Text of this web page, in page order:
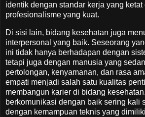
identik dengan standar kerja yang ketat
profesionalisme yang kuat.
Di sisi lain, bidang kesehatan juga
interpersonal yang baik. Seseorang
ini tidak hanya berhadapan dengan
tetapi juga dengan manusia yang
pertolongan, kenyamanan, dan rasa
empati menjadi salah satu kualitas
membangun karier di bidang
berkomunikasi dengan baik sering kali
dengan kemampuan teknis yang